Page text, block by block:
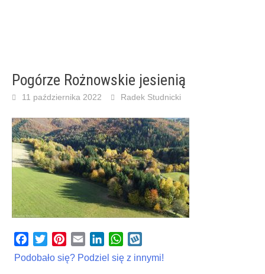
Pogórze Rożnowskie jesienią
11 października 2022 Radek Studnicki
Facebook
TwitterPinterest
Email LinkedInWhatsApp
Podobało się? Podziel się z innymi!